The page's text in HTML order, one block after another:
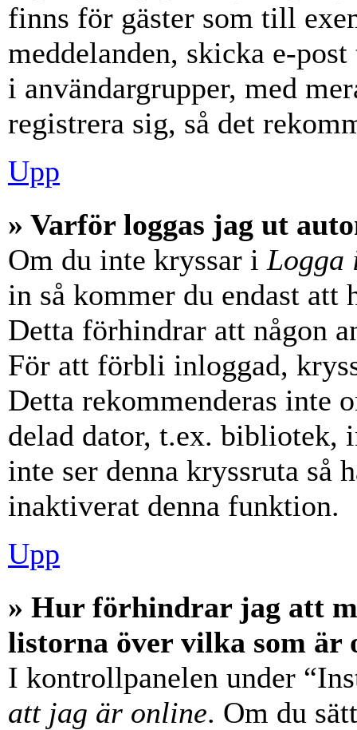
finns för gäster som till
meddelanden, skicka e-
i användargrupper, med
registrera sig, så det
Upp
» Varför loggas jag ut
Om du inte kryssar i Logga
in så kommer du endast
Detta förhindrar att någon
För att förbli inloggad,
Detta rekommenderas inte
delad dator, t.ex. bibliotek,
inte ser denna kryssruta så
inaktiverat denna funktion.
Upp
» Hur förhindrar jag att
listorna över vilka som är
I kontrollpanelen under
att jag är online. Om du